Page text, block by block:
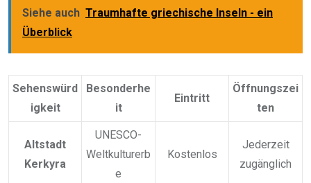
Siehe auch Traumhafte griechische Inseln - ein
Überblick
Sehenswürd
igkeit
Besonderhe
it
Eintritt
Öffnungszei
ten
Altstadt
Kerkyra
UNESCO-
Weltkulturerb
e
Kostenlos
Jederzeit
zugänglich